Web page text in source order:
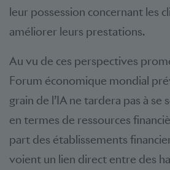
leur possession concernant les
améliorer leurs prestations.
Au vu de ces perspectives
Forum économique mondial
grain de l’IA ne tardera pas à se
en termes de ressources
part des établissements
voient un lien direct entre des